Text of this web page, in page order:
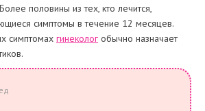
половины из тех, кто лечится,
симптомы в течение 12 месяцев.
симптомах гинеколог обычно назначает